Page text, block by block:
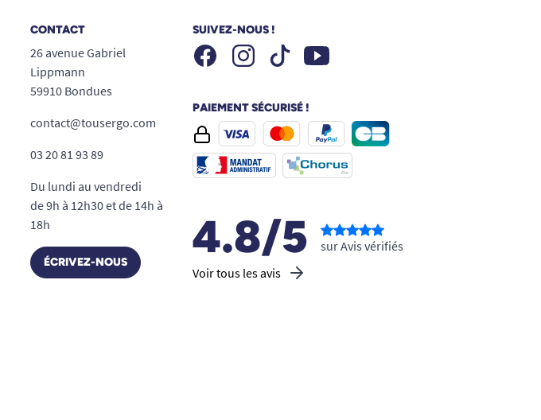
CONTACT
26 avenue Gabriel
Lippmann
59910 Bondues
contact@tousergo.com
03 20 81 93 89
Du lundi au vendredi
de 9h à 12h30 et de 14h à
18h
ÉCRIVEZ-NOUS
SUIVEZ-NOUS !
FacebookInstagramTiktok Youtube
PAIEMENT SÉCURISÉ !
4.8/5
Voir tous les avis
sur Avis vérifiés